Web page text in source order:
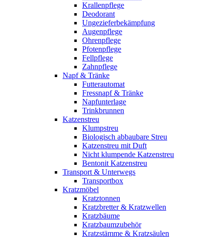
Krallenpflege
Deodorant
Ungezieferbekämpfung
Augenpflege
Ohrenpflege
Pfotenpflege
Fellpflege
Zahnpflege
Napf & Tränke
Futterautomat
Fressnapf & Tränke
Napfunterlage
Trinkbrunnen
Katzenstreu
Klumpstreu
Biologisch abbaubare Streu
Katzenstreu mit Duft
Nicht klumpende Katzenstreu
Bentonit Katzenstreu
Transport & Unterwegs
Transportbox
Kratzmöbel
Kratztonnen
Kratzbretter & Kratzwellen
Kratzbäume
Kratzbaumzubehör
Kratzstämme & Kratzsäulen